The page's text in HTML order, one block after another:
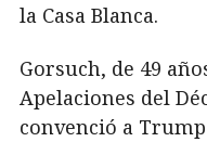
la Casa Blanca.
Gorsuch, de 49
Apelaciones del
convenció a